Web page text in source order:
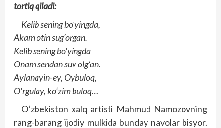
tortiq qiladi:
Kelib sening bo‘yingda,
Akam otin sug‘organ.
Kelib sening bo‘yingda
Onam sendan suv olg‘an.
Aylanayin-ey, Oybuloq,
O‘rgulay, ko‘zim buloq…
O‘zbekiston xalq artisti Mahmud Namozovning
rang-barang ijodiy mulkida bunday navolar bisyor.